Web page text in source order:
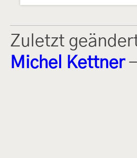
Zuletzt
Michel Kettner-